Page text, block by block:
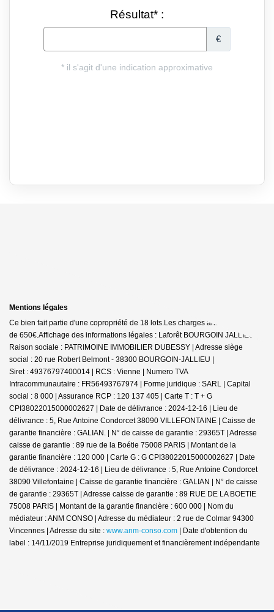
Mentions légales
Ce bien fait partie d'une copropriété de 18 lots.Les charges annuelles sont
de 650€.Affichage des informations légales : Laforêt BOURGOIN JALLIEU |
Raison sociale : PATRIMOINE IMMOBILIER DUBESSY | Adresse siège
social : 20 rue Robert Belmont - 38300 BOURGOIN-JALLIEU |
Siret : 49376797400014 | RCS : Vienne | Numero TVA
Intracommunautaire : FR56493767974 | Forme juridique : SARL | Capital
social : 8 000 | Assurance RCP : 120 137 405 | Carte T : T + G
CPI38022015000002627 | Date de délivrance : 2024-12-16 | Lieu de
délivrance : 5, Rue Antoine Condorcet 38090 VILLEFONTAINE | Caisse de
garantie financière : GALIAN. | N° de caisse de garantie : 29365T | Adresse
caisse de garantie : 89 rue de la Boétie 75008 PARIS | Montant de la
garantie financière : 120 000 | Carte G : G CPI38022015000002627 | Date
de délivrance : 2024-12-16 | Lieu de délivrance : 5, Rue Antoine Condorcet
38090 Villefontaine | Caisse de garantie financière : GALIAN | N° de caisse
de garantie : 29365T | Adresse caisse de garantie : 89 RUE DE LA BOETIE
75008 PARIS | Montant de la garantie financière : 600 000 | Nom du
médiateur : ANM CONSO | Adresse du médiateur : 2 rue de Colmar 94300
Vincennes | Adresse du site : www.anm-conso.com | Date d'obtention du
label : 14/11/2019 Entreprise juridiquement et financièrement indépendante